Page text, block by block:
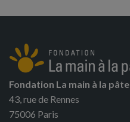
Fondation La main à la pâte
43, rue de Rennes
75006 Paris